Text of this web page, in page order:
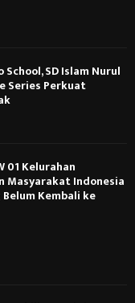
SD Islam Nurul
Series Perkuat
01 Kelurahan
Masyarakat Indonesia
Kembali ke